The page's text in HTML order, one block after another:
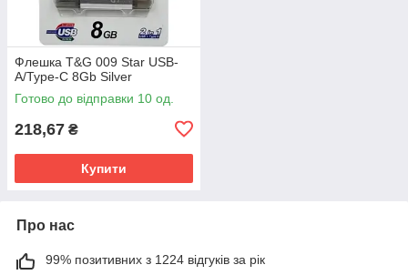
Флешка T&G 009 Star USB-
A/Type-C 8Gb Silver
Готово до відправки 10 од.
218,67 ₴
Купити
Про нас
99% позитивних з 1224 відгуків за рік